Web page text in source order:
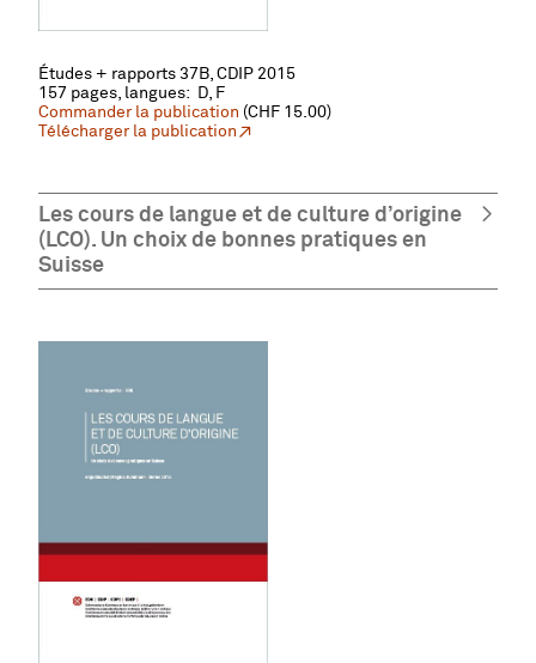
Études + rapports 37B, CDIP 2015
157 pages, langues: D, F
Commander la publication (CHF 15.00)
Télécharger la publication
Les cours de langue et de culture d’origine
(LCO). Un choix de bonnes pratiques en
Suisse